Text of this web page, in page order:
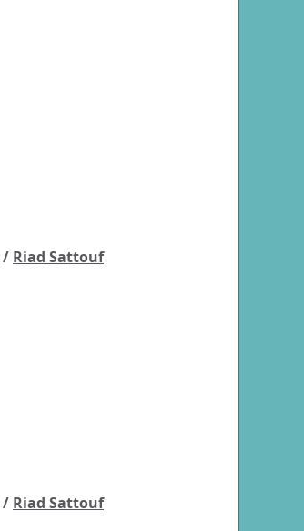
/ Riad Sattouf
/ Riad Sattouf